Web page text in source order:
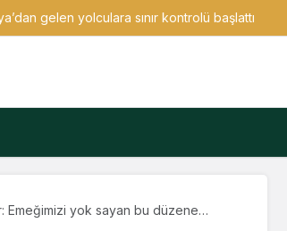
gelen yolculara sınır kontrolü başlattı
Emeğimizi yok sayan bu düzene